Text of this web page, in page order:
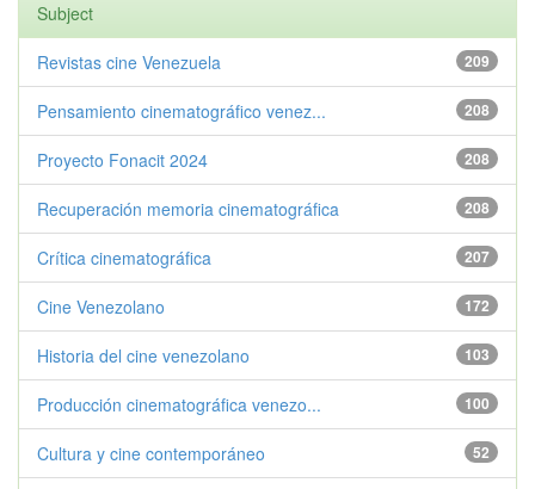
Subject
209
Revistas cine Venezuela
208
Pensamiento cinematográfico venez...
208
Proyecto Fonacit 2024
208
Recuperación memoria cinematográfica
207
Crítica cinematográfica
172
Cine Venezolano
103
Historia del cine venezolano
100
Producción cinematográfica venezo...
52
Cultura y cine contemporáneo